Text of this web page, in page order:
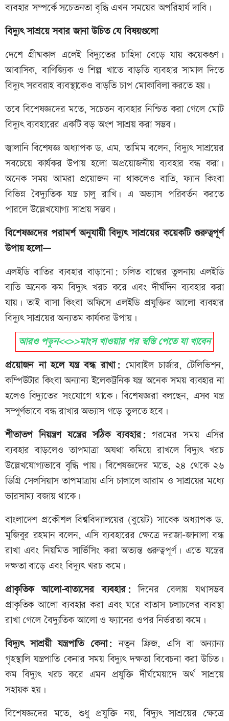
ব্যবহার সম্পর্কে সচেতনতা বৃদ্ধি এখন সময়ের অপরিহার্য দাবি।
বিদ্যুৎ সাশ্রয়ে সবার জানা উচিত যে বিষয়গুলো
দেশে গ্রীষ্মকাল এলেই বিদ্যুতের চাহিদা বেড়ে যায় কয়েকগুণ।
আবাসিক, বাণিজ্যিক ও শিল্প খাতে বাড়তি ব্যবহার সামাল দিতে
বিদ্যুৎ সরবরাহ ব্যবস্থাকেও বাড়তি চাপ মোকাবিলা করতে হয়।
তবে বিশেষজ্ঞদের মতে, সচেতন ব্যবহার নিশ্চিত করা গেলে মোট
বিদ্যুৎ ব্যবহারের একটি বড় অংশ সাশ্রয় করা সম্ভব।
জ্বালানি বিশেষজ্ঞ অধ্যাপক ড. এম. তামিম বলেন, বিদ্যুৎ সাশ্রয়ের
সবচেয়ে কার্যকর উপায় হলো অপ্রয়োজনীয় ব্যবহার বন্ধ করা।
অনেক সময় আমরা প্রয়োজন না থাকলেও বাতি, ফ্যান কিংবা
বিভিন্ন বৈদ্যুতিক যন্ত্র চালু রাখি। এ অভ্যাস পরিবর্তন করতে
পারলে উল্লেখযোগ্য সাশ্রয় সম্ভব।
বিশেষজ্ঞদের পরামর্শ অনুযায়ী বিদ্যুৎ সাশ্রয়ের কয়েকটি গুরুত্বপূর্ণ
উপায় হলো—
এলইডি বাতির ব্যবহার বাড়ানো: চলিত বাল্বের তুলনায় এলইডি
বাতি অনেক কম বিদ্যুৎ খরচ করে এবং দীর্ঘদিন ব্যবহার করা
যায়। তাই বাসা কিংবা অফিসে এলইডি প্রযুক্তির আলো ব্যবহার
বিদ্যুৎ সাশ্রয়ের অন্যতম কার্যকর উপায়।
আরও পড়ুন<<>>মাংস খাওয়ার পর স্বস্তি পেতে যা খাবেন
প্রয়োজন না হলে যন্ত্র বন্ধ রাখা: মোবাইল চার্জার, টেলিভিশন,
কম্পিউটার কিংবা অন্যান্য ইলেকট্রনিক যন্ত্র অনেক সময় ব্যবহার না
হলেও বিদ্যুতের সংযোগে থাকে। বিশেষজ্ঞরা বলছেন, এসব যন্ত্র
সম্পূর্ণভাবে বন্ধ রাখার অভ্যাস গড়ে তুলতে হবে।
শীতাতপ নিয়ন্ত্রণ যন্ত্রের সঠিক ব্যবহার: গরমের সময় এসির
ব্যবহার বাড়লেও তাপমাত্রা অযথা কমিয়ে রাখলে বিদ্যুৎ খরচ
উল্লেখযোগ্যভাবে বৃদ্ধি পায়। বিশেষজ্ঞদের মতে, ২৪ থেকে ২৬
ডিগ্রি সেলসিয়াস তাপমাত্রায় এসি চালালে আরাম ও সাশ্রয়ের মধ্যে
ভারসাম্য বজায় থাকে।
বাংলাদেশ প্রকৌশল বিশ্ববিদ্যালয়ের (বুয়েট) সাবেক অধ্যাপক ড.
মুজিবুর রহমান বলেন, এসি ব্যবহারের ক্ষেত্রে দরজা-জানালা বন্ধ
রাখা এবং নিয়মিত সার্ভিসিং করা অত্যন্ত গুরুত্বপূর্ণ। এতে যন্ত্রের
দক্ষতা বাড়ে এবং বিদ্যুৎ খরচ কমে।
প্রাকৃতিক আলো-বাতাসের ব্যবহার:দিনের বেলায় যথাসম্ভব
প্রাকৃতিক আলো ব্যবহার করা এবং ঘরে বাতাস চলাচলের ব্যবস্থা
রাখা গেলে বৈদ্যুতিক আলো ও ফ্যানের ওপর নির্ভরতা কমে।
বিদ্যুৎ সাশ্রয়ী যন্ত্রপাতি কেনা:নতুন ফ্রিজ, এসি বা অন্যান্য
গৃহস্থালি যন্ত্রপাতি কেনার সময় বিদ্যুৎ দক্ষতা বিবেচনা করা উচিত।
কম বিদ্যুৎ খরচ করে এমন প্রযুক্তি দীর্ঘমেয়াদে অর্থ সাশ্রয়ে
সহায়ক হয়।
বিশেষজ্ঞদের মতে, শুধু প্রযুক্তি নয়, বিদ্যুৎ সাশ্রয়ের ক্ষেত্রে